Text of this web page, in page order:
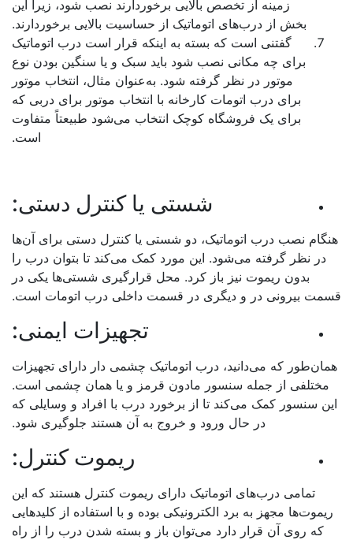
زمینه از تخصص بالایی برخوردارند نصب شود، زیرا این
بخش از درب‌های اتوماتیک از حساسیت بالایی برخوردارند.
گفتنی است که بسته به اینکه قرار است درب اتوماتیک
برای چه مکانی نصب شود باید سبک و یا سنگین بودن نوع
موتور در نظر گرفته شود. به‌عنوان مثال، انتخاب موتور
برای درب اتومات کارخانه با انتخاب موتور برای دربی که
برای یک فروشگاه کوچک انتخاب می‌شود طبیعتاً متفاوت
است.
شستی یا کنترل دستی:
نصب درب اتوماتیک، دو شستی یا کنترل دستی برای آن‌ها
در نظر گرفته می‌شود. این مورد کمک می‌کند تا بتوان درب را
بدون ریموت نیز باز کرد. محل قرارگیری شستی‌ها یکی در
بیرونی در و دیگری در قسمت داخلی درب اتومات است.
تجهیزات ایمنی:
که می‌دانید، درب اتوماتیک چشمی دار دارای تجهیزات
مختلفی از جمله سنسور مادون قرمز و یا همان چشمی است.
سنسور کمک می‌کند تا از برخورد درب با افراد و وسایلی که
در حال ورود و خروج به آن هستند جلوگیری شود.
ریموت کنترل:
تمامی درب‌های اتوماتیک دارای ریموت کنترل هستند که این
مجهز به برد الکترونیکی بوده و با استفاده از کلیدهایی
که روی آن قرار دارد می‌توان باز و بسته شدن درب را از راه